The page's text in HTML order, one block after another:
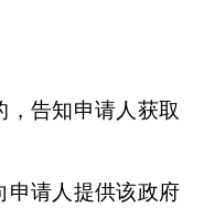
，告知申请人获取
申请人提供该政府